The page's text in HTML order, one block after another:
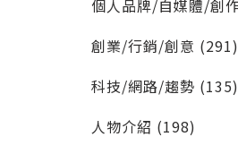
個人品牌/自媒體/創
創業/行銷/創意 (291)
科技/網路/趨勢 (135)
人物介紹 (198)